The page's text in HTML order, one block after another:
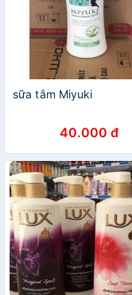
sữa tắm Miyuki
40.000 đ